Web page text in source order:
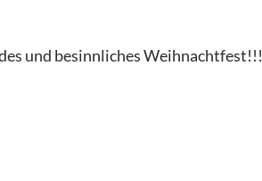
und besinnliches Weihnachtfest!!!